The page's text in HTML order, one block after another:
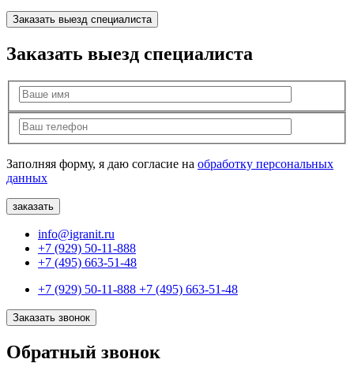
Заказать выезд специалиста
Заказать выезд специалиста
Заполняя форму, я даю согласие на обработку персональных
данных
info@igranit.ru
+7 (929) 50-11-888
+7 (495) 663-51-48
+7 (929) 50-11-888 +7 (495) 663-51-48
Заказать звонок
Обратный звонок